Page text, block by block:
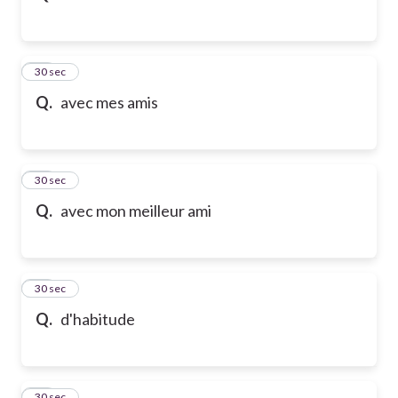
Q. avec mes amis
32
30 sec
Q. avec mon meilleur ami
33
30 sec
Q. d'habitude
34
30 sec